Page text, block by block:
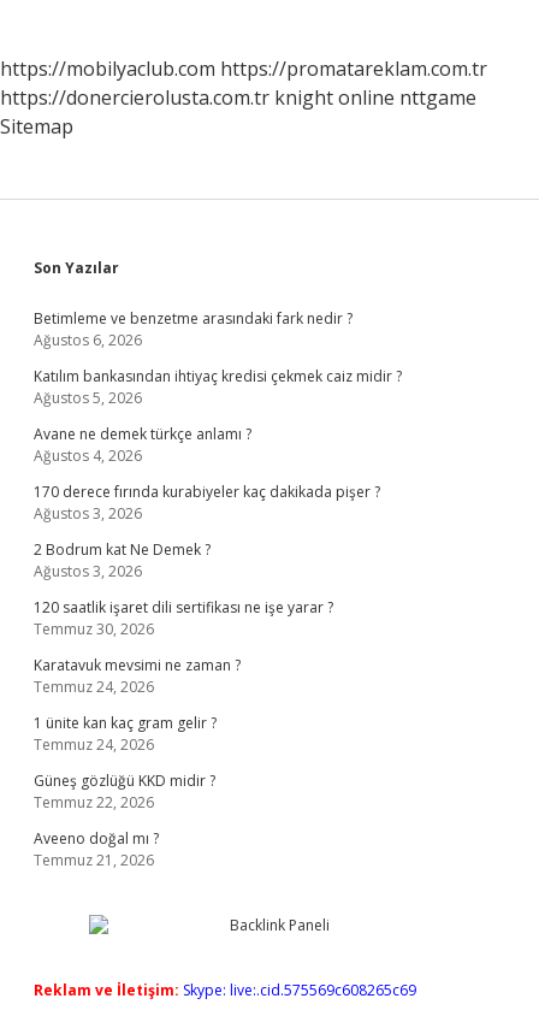
https://mobilyaclub.com https://promatareklam.com.tr
https://donercierolusta.com.tr knight online nttgame
Sitemap
Sidebar
Son Yazılar
Betimleme ve benzetme arasındaki fark nedir ?
Ağustos 6, 2026
Katılım bankasından ihtiyaç kredisi çekmek caiz midir ?
Ağustos 5, 2026
Avane ne demek türkçe anlamı ?
Ağustos 4, 2026
170 derece fırında kurabiyeler kaç dakikada pişer ?
Ağustos 3, 2026
2 Bodrum kat Ne Demek ?
Ağustos 3, 2026
120 saatlik işaret dili sertifikası ne işe yarar ?
Temmuz 30, 2026
Karatavuk mevsimi ne zaman ?
Temmuz 24, 2026
1 ünite kan kaç gram gelir ?
Temmuz 24, 2026
Güneş gözlüğü KKD midir ?
Temmuz 22, 2026
Aveeno doğal mı ?
Temmuz 21, 2026
Reklam ve İletişim: Skype: live:.cid.575569c608265c69